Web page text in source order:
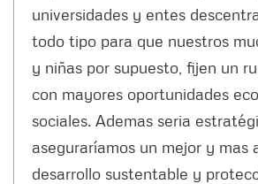
universidades y entes
todo tipo para que nuestros
y niñas por supuesto, fijen un
con mayores oportunidades
sociales. Ademas seria
aseguraríamos un mejor y mas
desarrollo sustentable y